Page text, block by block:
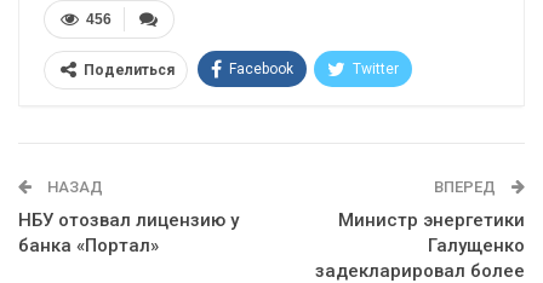
456
Поделиться Facebook Twitter
НАЗАД
НБУ отозвал лицензию у
банка «Портал»
ВПЕРЕД
Министр энергетики
Галущенко
задекларировал более